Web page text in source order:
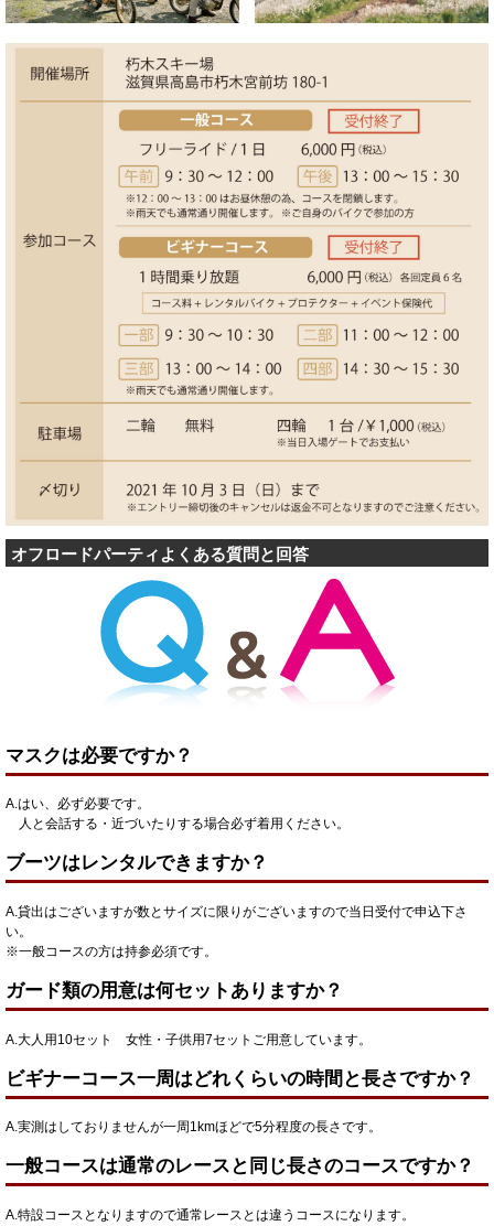
オフロードパーティよくある質問と回答
マスクは必要ですか？
A.はい、必ず必要です。
人と会話する・近づいたりする場合必ず着用ください。
ブーツはレンタルできますか？
A.貸出はございますが数とサイズに限りがございますので当日受付で申込下さ
い。
※一般コースの方は持参必須です。
ガード類の用意は何セットありますか？
A.大人用10セット 女性・子供用7セットご用意しています。
ビギナーコース一周はどれくらいの時間と長さですか？
A.実測はしておりませんが一周1kmほどで5分程度の長さです。
一般コースは通常のレースと同じ長さのコースですか？
A.特設コースとなりますので通常レースとは違うコースになります。